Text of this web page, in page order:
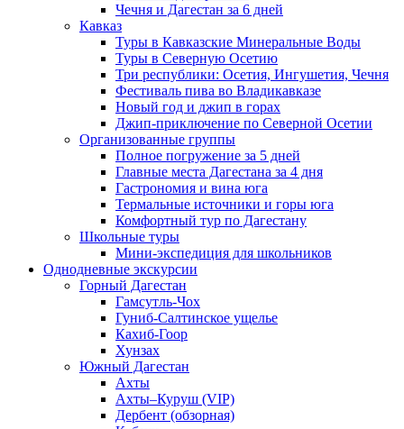
Чечня и Дагестан за 6 дней
Кавказ
Туры в Кавказские Минеральные Воды
Туры в Северную Осетию
Три республики: Осетия, Ингушетия, Чечня
Фестиваль пива во Владикавказе
Новый год и джип в горах
Джип-приключение по Северной Осетии
Организованные группы
Полное погружение за 5 дней
Главные места Дагестана за 4 дня
Гастрономия и вина юга
Термальные источники и горы юга
Комфортный тур по Дагестану
Школьные туры
Мини-экспедиция для школьников
Однодневные экскурсии
Горный Дагестан
Гамсутль-Чох
Гуниб-Салтинское ущелье
Кахиб-Гоор
Хунзах
Южный Дагестан
Ахты
Ахты–Куруш (VIP)
Дербент (обзорная)